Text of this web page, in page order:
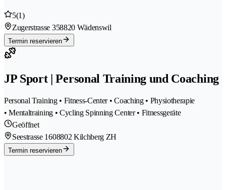
5(1)
Zugerstrasse 358820 Wädenswil
Termin reservieren
JP Sport | Personal Training und Coaching
Personal Training • Fitness-Center • Coaching • Physiotherapie
• Mentaltraining • Cycling Spinning Center • Fitnessgeräte
Geöffnet
Seestrasse 1608802 Kilchberg ZH
Termin reservieren